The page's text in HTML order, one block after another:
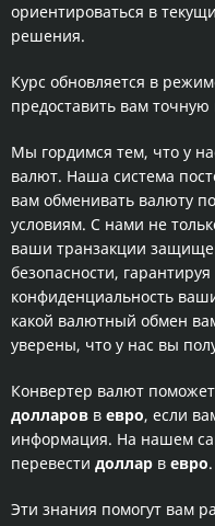
ориентироваться в
решения.
Курс обновляется в
предоставить вам
Мы гордимся тем, что у
валют. Наша система
вам обменивать валюту
условиям. С нами не
ваши транзакции
безопасности,
конфиденциальность
какой валютный обмен
уверены, что у нас вы
Конвертер валют
долларов в евро, если
информация. На нашем
перевести доллар в евро.
Эти знания помогут вам